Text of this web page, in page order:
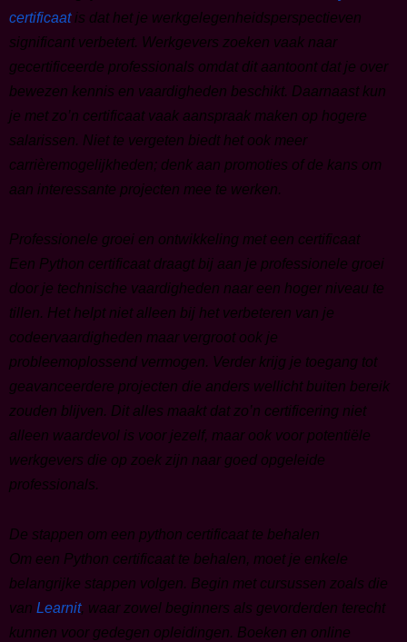
certificaatis dat het je werkgelegenheidsperspectieven
significant verbetert. Werkgevers zoeken vaak naar
gecertificeerde professionals omdat dit aantoont dat je over
bewezen kennis en vaardigheden beschikt. Daarnaast kun
je met zo’n certificaat vaak aanspraak maken op hogere
salarissen. Niet te vergeten biedt het ook meer
carrièremogelijkheden; denk aan promoties of de kans om
aan interessante projecten mee te werken.
Professionele groei en ontwikkeling met een certificaat
Een Python certificaat draagt bij aan je professionele groei
door je technische vaardigheden naar een hoger niveau te
tillen. Het helpt niet alleen bij het verbeteren van je
codeervaardigheden maar vergroot ook je
probleemoplossend vermogen. Verder krijg je toegang tot
geavanceerdere projecten die anders wellicht buiten bereik
zouden blijven. Dit alles maakt dat zo’n certificering niet
alleen waardevol is voor jezelf, maar ook voor potentiële
werkgevers die op zoek zijn naar goed opgeleide
professionals.
De stappen om een python certificaat te behalen
Om een Python certificaat te behalen, moet je enkele
belangrijke stappen volgen. Begin met cursussen zoals die
van Learnit, waar zowel beginners als gevorderden terecht
kunnen voor gedegen opleidingen. Boeken en online